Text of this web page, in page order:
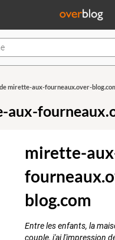
mirette-aux-fourneaux.over-
aux-
mirette-
blog.com
Entre les enfants, la
couple, j'ai l'impression